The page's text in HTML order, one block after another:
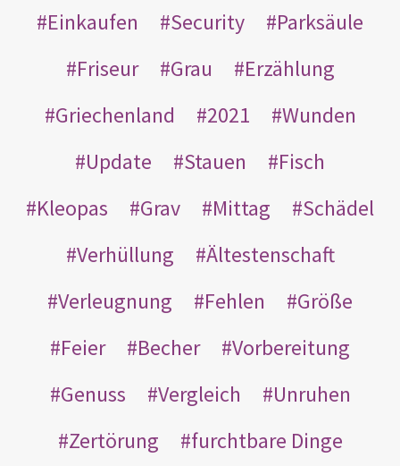
Einkaufen Security
Parksäule
Friseur
Grau
Erzählung
Griechenland
2021
Wunden
Update
Stauen
Fisch
Kleopas
Grav Mittag
Schädel
Verhüllung
Ältestenschaft
Verleugnung
Fehlen
Größe
Feier
Becher
Vorbereitung
Genuss
Vergleich
Unruhen
Zertörung
furchtbare Dinge